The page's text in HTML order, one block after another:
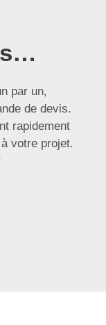
par un,
de devis.
rapidement
votre projet.